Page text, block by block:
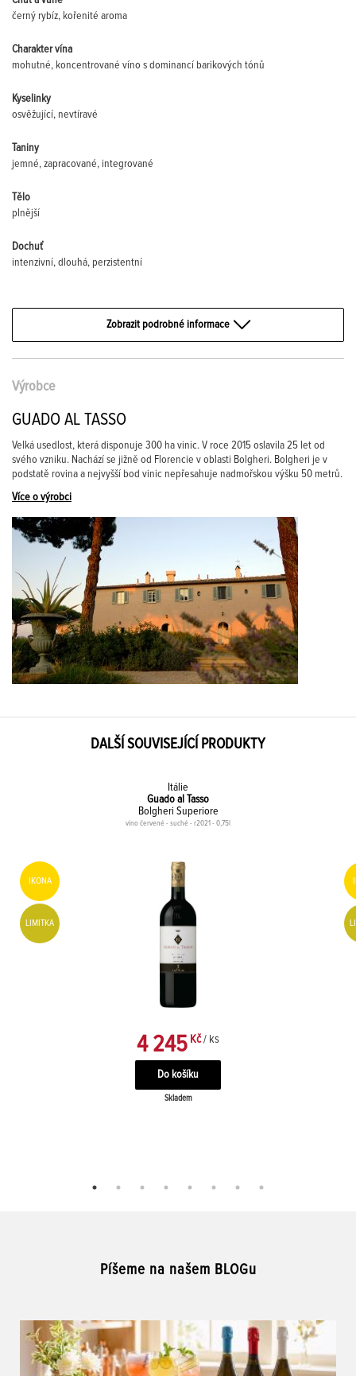
černý rybíz, kořenité aroma
Charakter vína
mohutné, koncentrované víno s dominancí barikových tónů
Kyselinky
osvěžující, nevtíravé
Taniny
jemné, zapracované, integrované
Tělo
plnější
Dochuť
intenzivní, dlouhá, perzistentní
Zobrazit podrobné informace
Výrobce
GUADO AL TASSO
Velká usedlost, která disponuje 300 ha vinic. V roce 2015 oslavila 25 let od
svého vzniku. Nachází se jižně od Florencie v oblasti Bolgheri. Bolgheri je v
podstatě rovina a nejvyšší bod vinic nepřesahuje nadmořskou výšku 50 metrů.
Více o výrobci
DALŠÍ SOUVISEJÍCÍ PRODUKTY
Itálie
Guado al Tasso
Bolgheri Superiore
víno červené - suché - r2021 - 0,75l
IKONA
LIMITKA
4 245 Kč / ks
Skladem
Píšeme na našem BLOGu